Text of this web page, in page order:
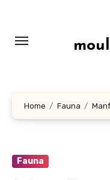
konten
Home Fauna
Fauna